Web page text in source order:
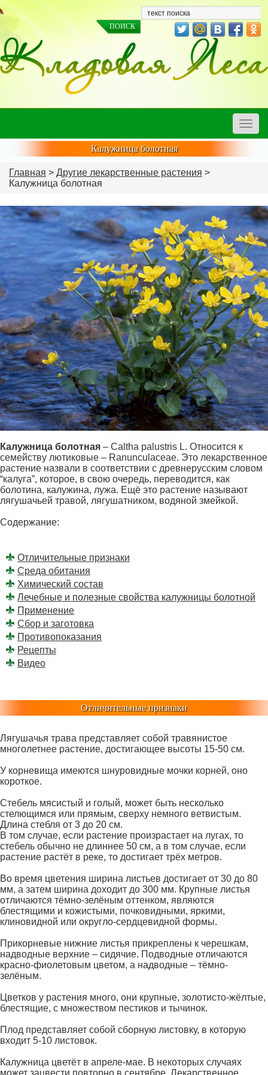
Toggle
Калужница болотная
Главная > Другие лекарственные растения >
Калужница болотная
Калужница болотная – Caltha palustris L. Относится к
семейству лютиковые – Ranunculaceae. Это лекарственное
растение назвали в соответствии с древнерусским словом
“калуга”, которое, в свою очередь, переводится, как
болотина, калужина, лужа. Ещё это растение называют
лягушачьей травой, лягушатником, водяной змейкой.
Содержание:
Отличительные признаки
Среда обитания
Химический состав
Лечебные и полезные свойства калужницы болотной
Применение
Сбор и заготовка
Противопоказания
Рецепты
Видео
Отличительные признаки
Лягушачья трава представляет собой травянистое
многолетнее растение, достигающее высоты 15-50 см.
У корневища имеются шнуровидные мочки корней, оно
короткое.
Стебель мясистый и голый, может быть несколько
стелющимся или прямым, сверху немного ветвистым.
Длина стебля от 3 до 20 см.
В том случае, если растение произрастает на лугах, то
стебель обычно не длиннее 50 см, а в том случае, если
растение растёт в реке, то достигает трёх метров.
Во время цветения ширина листьев достигает от 30 до 80
мм, а затем ширина доходит до 300 мм. Крупные листья
отличаются тёмно-зелёным оттенком, являются
блестящими и кожистыми, почковидными, яркими,
клиновидной или округло-сердцевидной формы.
Прикорневые нижние листья прикреплены к черешкам,
надводные верхние – сидячие. Подводные отличаются
красно-фиолетовым цветом, а надводные – тёмно-
зелёным.
Цветков у растения много, они крупные, золотисто-жёлтые,
блестящие, с множеством пестиков и тычинок.
Плод представляет собой сборную листовку, в которую
входит 5-10 листовок.
Калужница цветёт в апреле-мае. В некоторых случаях
может зацвести повторно в сентябре. Лекарственное